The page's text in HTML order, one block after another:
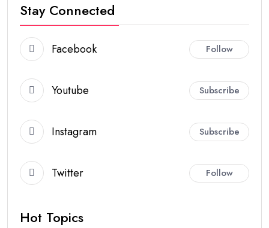
Stay Connected
Facebook Follow
Youtube Subscribe
Instagram Subscribe
Twitter Follow
Hot Topics